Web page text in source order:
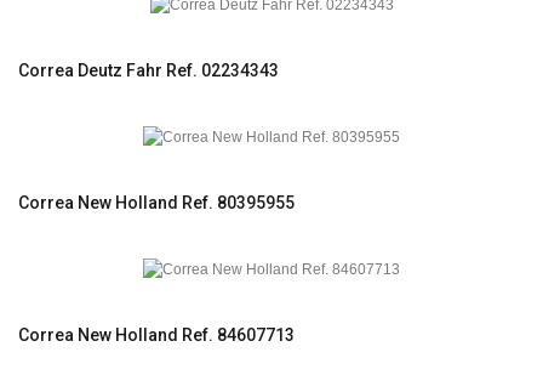
Correa Deutz Fahr Ref. 02234343
Correa New Holland Ref. 80395955
Correa New Holland Ref. 84607713